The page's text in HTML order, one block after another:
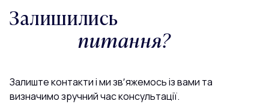
Залишились
питання?
Залиште контакти і ми звʼяжемось із вами та
визначимо зручний час консультації.